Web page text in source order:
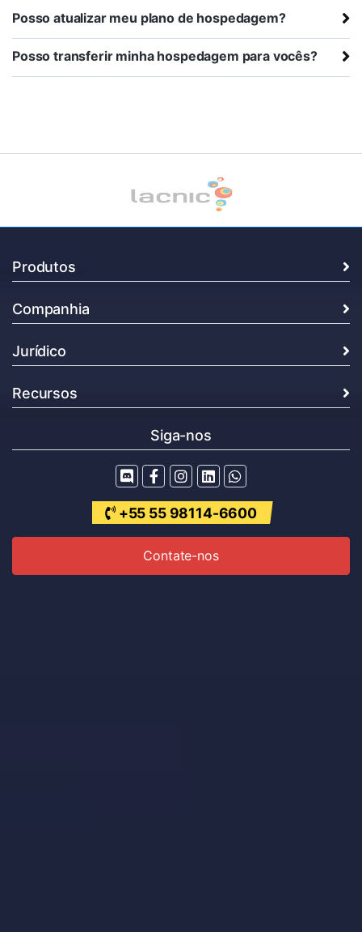
Posso atualizar meu plano de hospedagem?
Posso transferir minha hospedagem para vocês?
Produtos
Companhia
Jurídico
Recursos
Siga-nos
+55 55 98114-6600
Contate-nos